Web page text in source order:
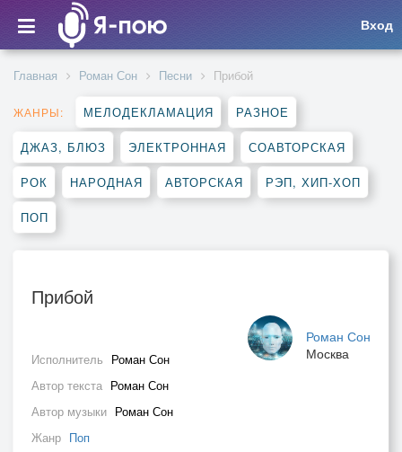
Вход
Главная Роман Сон Песни Прибой
ЖАНРЫ: МЕЛОДЕКЛАМАЦИЯ РАЗНОЕ
ДЖАЗ, БЛЮЗ ЭЛЕКТРОННАЯ СОАВТОРСКАЯ
РОК НАРОДНАЯ АВТОРСКАЯ РЭП, ХИП-ХОП
ПОП
Прибой
Роман Сон
Москва
Исполнитель Роман Сон
Автор текста Роман Сон
Автор музыки Роман Сон
Жанр Поп